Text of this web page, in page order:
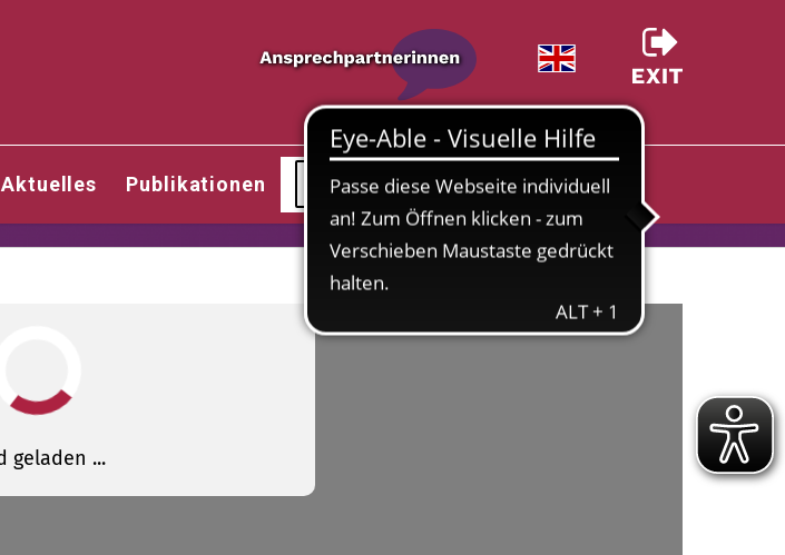
Aktuelles Publikationen Spenden & Unterstützen